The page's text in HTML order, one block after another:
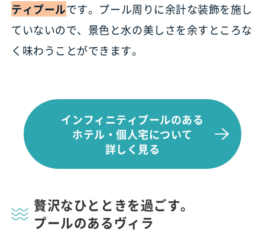
ティプールです。プール周りに余計な装飾を施し
ていないので、景色と水の美しさを余すところな
く味わうことができます。
インフィニティプールのある
ホテル・個人宅について
詳しく見る
贅沢なひとときを過ごす。
プールのあるヴィラ